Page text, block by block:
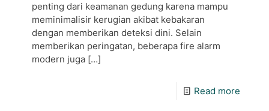
penting dari keamanan gedung karena mampu
meminimalisir kerugian akibat kebakaran
dengan memberikan deteksi dini. Selain
memberikan peringatan, beberapa fire alarm
modern juga […]
Read more